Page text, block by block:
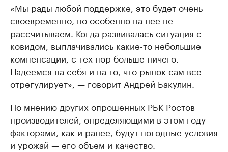
«Мы рады любой поддержке, это будет очень
своевременно, но особенно на нее не
рассчитываем. Когда развивалась ситуация с
ковидом, выплачивались какие-то небольшие
компенсации, с тех пор больше ничего.
Надеемся на себя и на то, что рынок сам все
отрегулирует», — говорит Андрей Бакулин.
По мнению других опрошенных РБК Ростов
производителей, определяющими в этом году
факторами, как и ранее, будут погодные условия
и урожай — его объем и качество.